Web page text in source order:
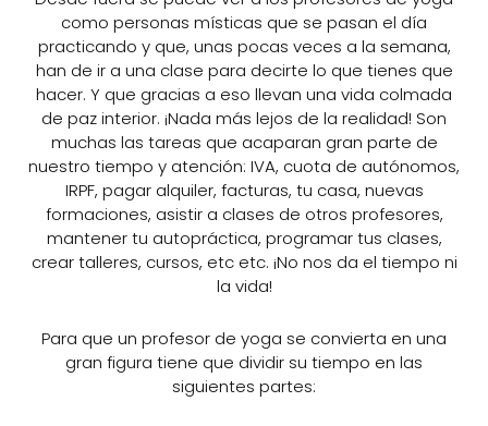
como personas místicas que se pasan el día
practicando y que, unas pocas veces a la semana,
han de ir a una clase para decirte lo que tienes que
hacer. Y que gracias a eso llevan una vida colmada
de paz interior. ¡Nada más lejos de la realidad! Son
muchas las tareas que acaparan gran parte de
nuestro tiempo y atención: IVA, cuota de autónomos,
IRPF, pagar alquiler, facturas, tu casa, nuevas
formaciones, asistir a clases de otros profesores,
mantener tu autopráctica, programar tus clases,
crear talleres, cursos, etc etc. ¡No nos da el tiempo ni
la vida!
Para que un profesor de yoga se convierta en una
gran figura tiene que dividir su tiempo en las
siguientes partes: